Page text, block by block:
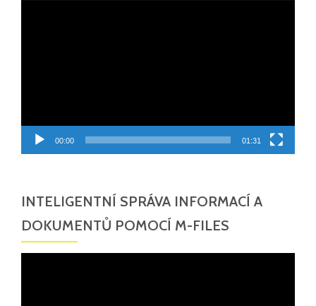
00:00 01:31
INTELIGENTNÍ SPRÁVA INFORMACÍ A
DOKUMENTŮ POMOCÍ M-FILES